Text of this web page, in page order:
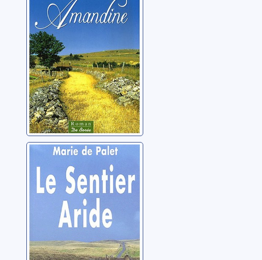
Le sentier aride
Palet, Marie de